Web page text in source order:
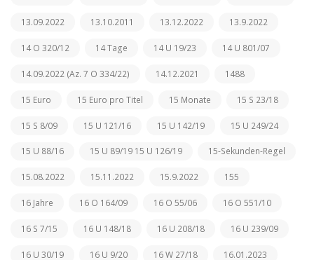
13.09.2022 13.10.2011 13.12.2022 13.9.2022
14 O 320/12 14 Tage 14 U 19/23 14 U 801/07
14.09.2022 (Az. 7 O 334/22) 14.12.2021 1488
15 Euro 15 Euro pro Titel 15 Monate 15 S 23/18
15 S 8/09 15 U 121/16 15 U 142/19 15 U 249/24
15 U 88/16 15 U 89/19 15 U 126/19 15-Sekunden-Regel
15.08.2022 15.11.2022 15.9.2022 155
16 Jahre 16 O 164/09 16 O 55/06 16 O 551/10
16 S 7/15 16 U 148/18 16 U 208/18 16 U 239/09
16 U 30/19 16 U 9/20 16 W 27/18 16.01.2023